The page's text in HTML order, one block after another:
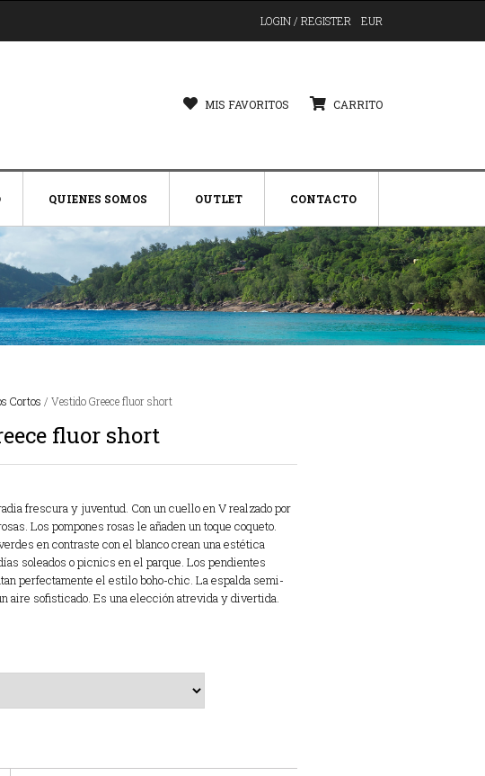
LOGIN / REGISTER EUR
MIS FAVORITOS CARRITO
QUIENES SOMOS OUTLET CONTACTO
Cortos / Vestido Greece fluor short
fluor short
frescura y juventud. Con un cuello en V realzado por
Los pompones rosas le añaden un toque coqueto.
en contraste con el blanco crean una estética
soleados o picnics en el parque. Los pendientes
perfectamente el estilo boho-chic. La espalda semi-
aire sofisticado. Es una elección atrevida y divertida.